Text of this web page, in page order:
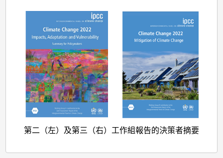
第二（左）及第三（右）工作組報告的決策者摘要